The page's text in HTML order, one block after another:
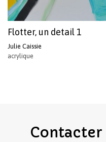
Flotter, un detail 1
Julie Caissie
acrylique
Contacter